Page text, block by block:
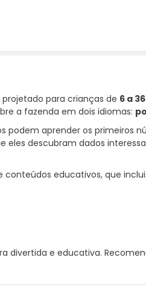
para crianças de 6 a
a fazenda em dois idiomas:
podem aprender os primeiros
descubram dados
conteúdos educativos, que inclui:
divertida e educativa.